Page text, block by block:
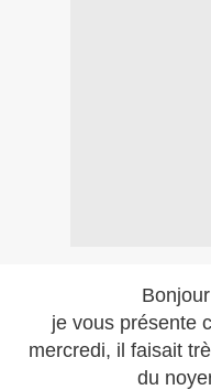
je vous présente
mercredi, il faisait
du